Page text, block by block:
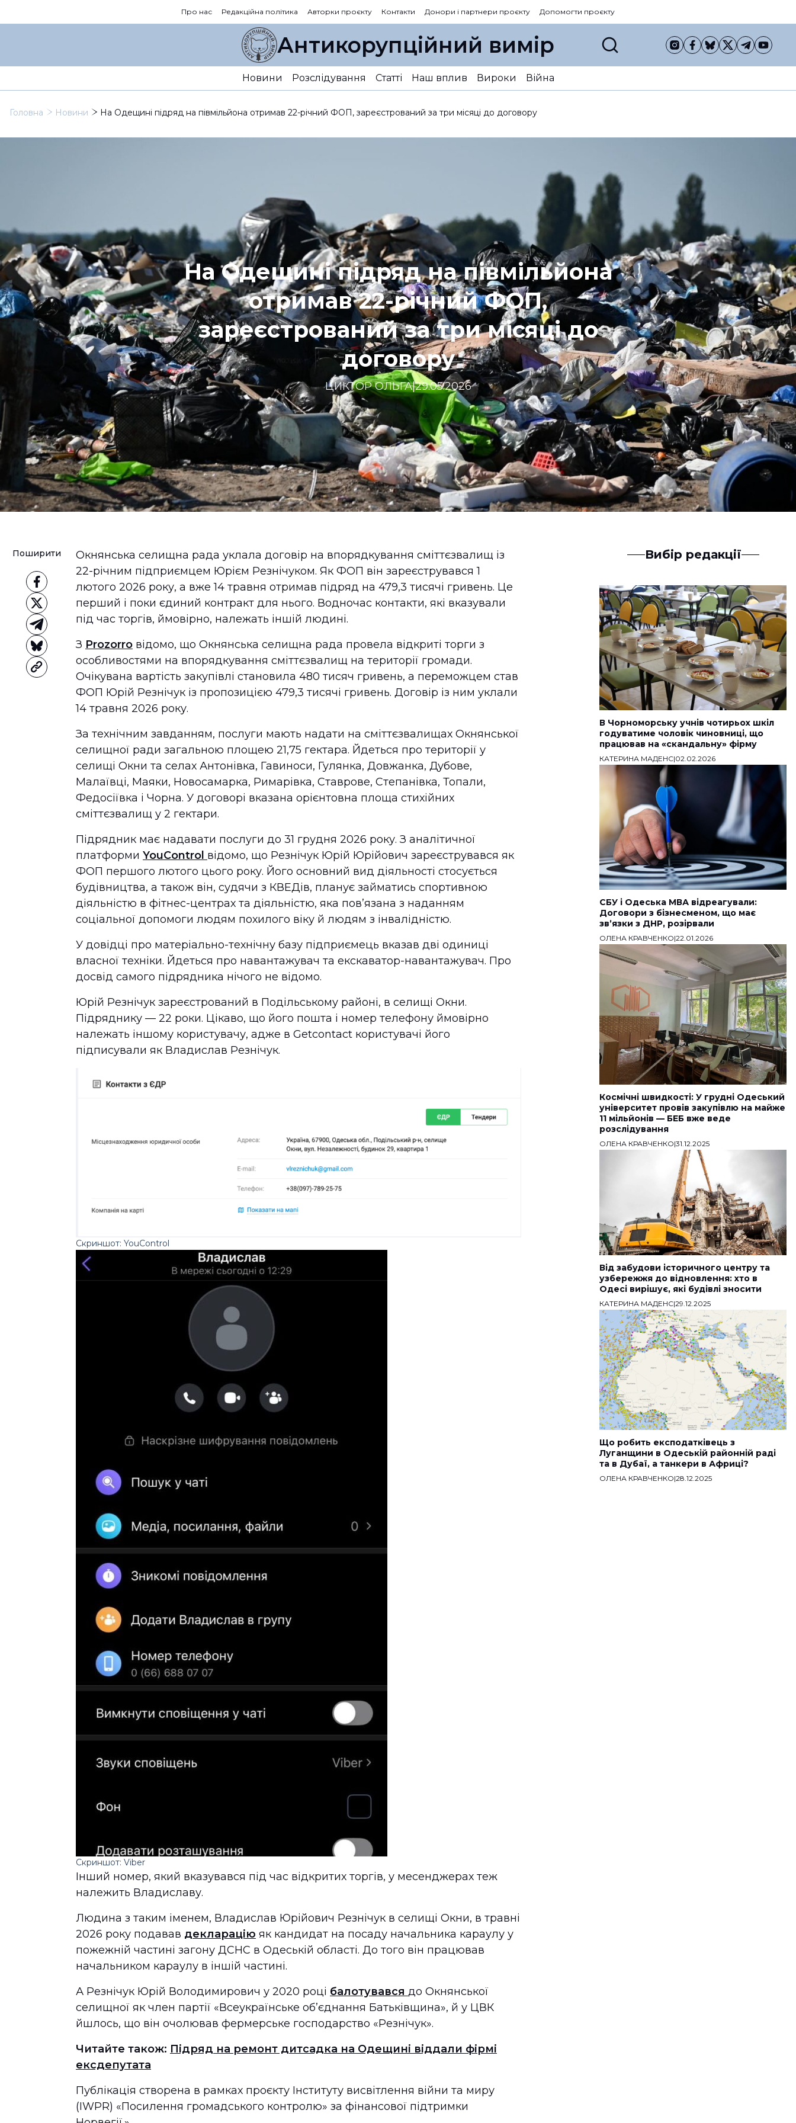
Про нас Редакційна політика Авторки проєкту Контакти Донори і партнери проєкту Допомогти проєкту
Антикорупційний вимір
Новини Розслідування Статті Наш вплив Вироки Війна
Головна Новини На Одещині підряд на півмільйона отримав 22-річний ФОП, зареєстрований за три місяці до договору
На Одещині підряд на півмільйона
отримав 22-річний ФОП,
зареєстрований за три місяці до
договору
ЦИКТОР ОЛЬГА|29.05.2026
Поширити
Окнянська селищна рада уклала договір на впорядкування сміттєзвалищ із
22-річним підприємцем Юрієм Резнічуком. Як ФОП він зареєструвався 1
лютого 2026 року, а вже 14 травня отримав підряд на 479,3 тисячі гривень. Це
перший і поки єдиний контракт для нього. Водночас контакти, які вказували
під час торгів, ймовірно, належать іншій людині.
З Prozorro відомо, що Окнянська селищна рада провела відкриті торги з
особливостями на впорядкування сміттєзвалищ на території громади.
Очікувана вартість закупівлі становила 480 тисяч гривень, а переможцем став
ФОП Юрій Резнічук із пропозицією 479,3 тисячі гривень. Договір із ним уклали
14 травня 2026 року.
За технічним завданням, послуги мають надати на сміттєзвалищах Окнянської
селищної ради загальною площею 21,75 гектара. Йдеться про території у
селищі Окни та селах Антонівка, Гавиноси, Гулянка, Довжанка, Дубове,
Малаївці, Маяки, Новосамарка, Римарівка, Ставрове, Степанівка, Топали,
Федосіївка і Чорна. У договорі вказана орієнтовна площа стихійних
сміттєзвалищ у 2 гектари.
Підрядник має надавати послуги до 31 грудня 2026 року. З аналітичної
платформи YouControl відомо, що Резнічук Юрій Юрійович зареєструвався як
ФОП першого лютого цього року. Його основний вид діяльності стосується
будівництва, а також він, судячи з КВЕДів, планує займатись спортивною
діяльністю в фітнес-центрах та діяльністю, яка пов’язана з наданням
соціальної допомоги людям похилого віку й людям з інвалідністю.
У довідці про матеріально-технічну базу підприємець вказав дві одиниці
власної техніки. Йдеться про навантажувач та екскаватор-навантажувач. Про
досвід самого підрядника нічого не відомо.
Юрій Резнічук зареєстрований в Подільському районі, в селищі Окни.
Підряднику — 22 роки. Цікаво, що його пошта і номер телефону ймовірно
належать іншому користувачу, адже в Getcontact користувачі його
підписували як Владислав Резнічук.
Скриншот: YouControl
Скриншот: Viber
Інший номер, який вказувався під час відкритих торгів, у месенджерах теж
належить Владиславу.
Людина з таким іменем, Владислав Юрійович Резнічук в селищі Окни, в травні
2026 року подавав декларацію як кандидат на посаду начальника караулу у
пожежній частині загону ДСНС в Одеській області. До того він працював
начальником караулу в іншій частині.
А Резнічук Юрій Володимирович у 2020 році балотувався до Окнянської
селищної як член партії «Всеукраїнське об’єднання Батьківщина», й у ЦВК
йшлось, що він очолював фермерське господарство «Резнічук».
Читайте також: Підряд на ремонт дитсадка на Одещині віддали фірмі
ексдепутата
Публікація створена в рамках проєкту Інституту висвітлення війни та миру
(IWPR) «Посилення громадського контролю» за фінансової підтримки
Вибір редакції
В Чорноморську учнів чотирьох шкіл
годуватиме чоловік чиновниці, що
працював на «скандальну» фірму
КАТЕРИНА МАДЕНС|02.02.2026
СБУ і Одеська МВА відреагували:
Договори з бізнесменом, що має
звʼязки з ДНР, розірвали
ОЛЕНА КРАВЧЕНКО|22.01.2026
Космічні швидкості: У грудні Одеський
університет провів закупівлю на майже
11 мільйонів — БЕБ вже веде
розслідування
ОЛЕНА КРАВЧЕНКО|31.12.2025
Від забудови історичного центру та
узбережжя до відновлення: хто в
Одесі вирішує, які будівлі зносити
КАТЕРИНА МАДЕНС|29.12.2025
Що робить експодатківець з
Луганщини в Одеській районній раді
та в Дубаї, а танкери в Африці?
ОЛЕНА КРАВЧЕНКО|28.12.2025